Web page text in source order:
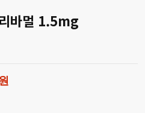
바멀 1.5mg